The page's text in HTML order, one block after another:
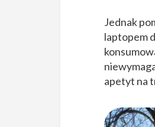
Jednak
laptopem
apetyt na